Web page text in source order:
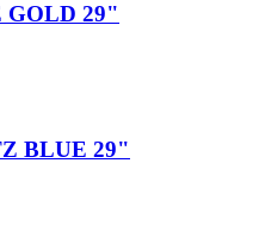
GOLD 29"
BLUE 29"